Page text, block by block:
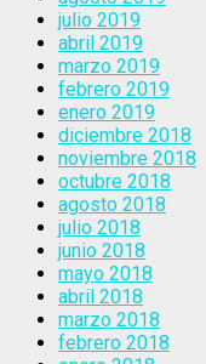
julio 2019
abril 2019
marzo 2019
febrero 2019
enero 2019
diciembre 2018
noviembre 2018
octubre 2018
agosto 2018
julio 2018
junio 2018
mayo 2018
abril 2018
marzo 2018
febrero 2018